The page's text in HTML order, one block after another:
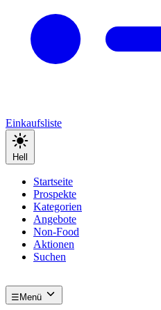
Einkaufsliste
Hell
Startseite
Prospekte
Kategorien
Angebote
Non-Food
Aktionen
Suchen
☰ Menü